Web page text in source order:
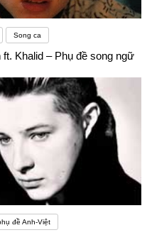
Song ca
Khalid – Phụ đề song ngữ
đề Anh-Việt